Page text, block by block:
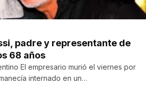
padre y representante de
68 años
El empresario murió el viernes por
internado en un…